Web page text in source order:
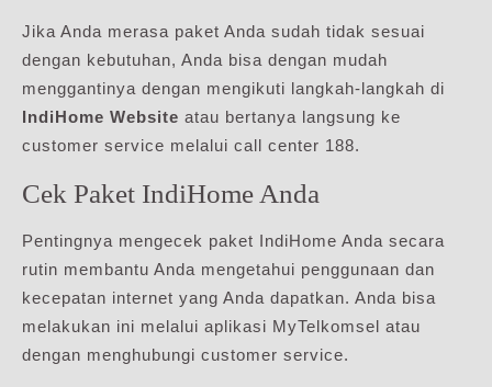
Jika Anda merasa paket Anda sudah tidak sesuai
dengan kebutuhan, Anda bisa dengan mudah
menggantinya dengan mengikuti langkah-langkah di
IndiHome Website atau bertanya langsung ke
customer service melalui call center 188.
Cek Paket IndiHome Anda
Pentingnya mengecek paket IndiHome Anda secara
rutin membantu Anda mengetahui penggunaan dan
kecepatan internet yang Anda dapatkan. Anda bisa
melakukan ini melalui aplikasi MyTelkomsel atau
dengan menghubungi customer service.